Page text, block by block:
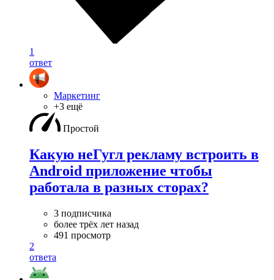
1
ответ
Маркетинг
+3 ещё
Простой
Какую неГугл рекламу встроить в
Android приложение чтобы
работала в разных сторах?
3 подписчика
более трёх лет назад
491 просмотр
2
ответа